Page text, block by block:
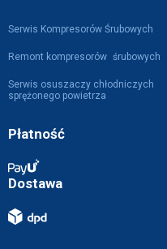
Serwis Kompresorów Śrubowych
Remont kompresorów śrubowych
Serwis osuszaczy chłodniczych
sprężonego powietrza
Płatność
Dostawa